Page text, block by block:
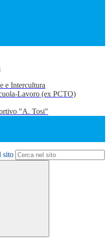
e Intercultura
Lavoro (ex PCTO)
"A. Tosi"
sito